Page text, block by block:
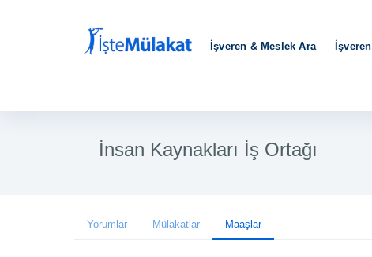
İşveren & Meslek Ara
İnsan Kaynakları İş Ortağı
Yorumlar Mülakatlar Maaşlar